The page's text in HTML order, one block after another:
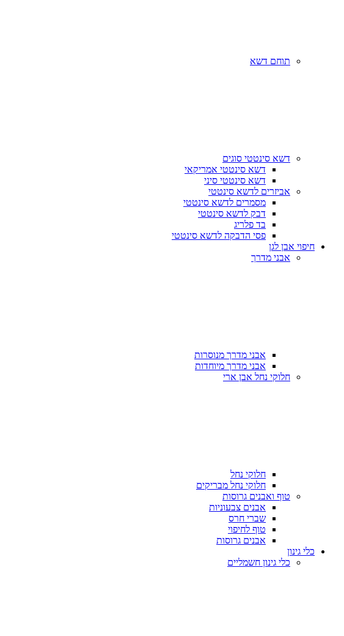
תוחם דשא
דשא סינטטי סוגים
דשא סינטטי אמריקאי
דשא סינטטי סיני
אביזרים לדשא סינטטי
מסמרים לדשא סינטטי
דבק לדשא סינטטי
בד פלריג
פסי הדבקה לדשא סינטטי
חיפוי אבן לגן
אבני מדרך
אבני מדרך מנוסרות
אבני מדרך מיוחדות
חלוקי נחל אבן ארי
חלוקי נחל
חלוקי נחל מבריקים
טוף ואבנים גרוסות
אבנים צבעוניות
שברי חרס
טוף לחיפוי
אבנים גרוסות
כלי גינון
כלי גינון חשמליים